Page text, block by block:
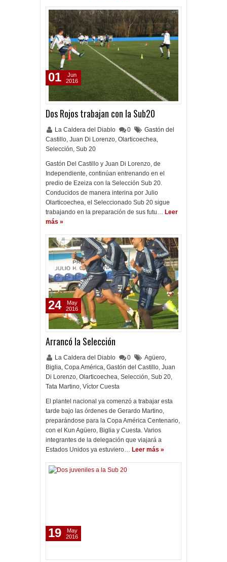
Dos Rojos trabajan con la Sub20
La Caldera del Diablo 0
Gastón del
Castillo, Juan Di Lorenzo, Olarticoechea,
Selección, Sub 20
Gastón Del Castillo y Juan Di Lorenzo, de
Independiente, continúan entrenando en el
predio de Ezeiza con la Selección Sub 20.
Conducidos de manera interina por Julio
Olarticoechea, el Seleccionado Sub 20 sigue
trabajando en la preparación de sus futu… Leer
más »
01
Jun
2016
Arrancó la Selección
La Caldera del Diablo 0 Agüero,
Biglia, Copa América, Gastón del Castillo, Juan
Di Lorenzo, Olarticoechea, Selección, Sub 20,
Tata Martino, Víctor Cuesta
El plantel nacional ya comenzó a trabajar esta
tarde bajo las órdenes de Gerardo Martino,
preparándose para la Copa América Centenario,
con el Kun Agüero, Biglia y Cuesta. Varios
integrantes de la delegación que viajará a
Estados Unidos ya estuviero… Leer más »
24
May
2016
19
May
2016